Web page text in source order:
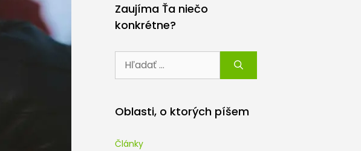
Zaujíma Ťa niečo
konkrétne?
Oblasti, o ktorých píšem
Články